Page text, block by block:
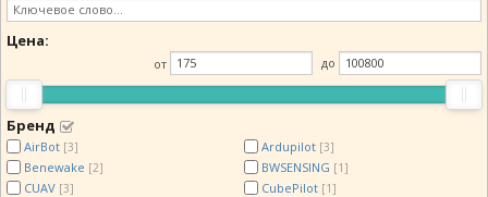
Цена:
от до
Бренд
AirBot [3] Ardupilot [3]
Benewake [2] BWSENSING [1]
CUAV [3] CubePilot [1]